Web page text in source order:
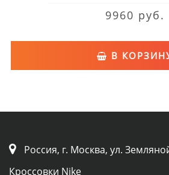
9960 руб.
В
Россия, г. Москва, ул.
Кроссовки Nike